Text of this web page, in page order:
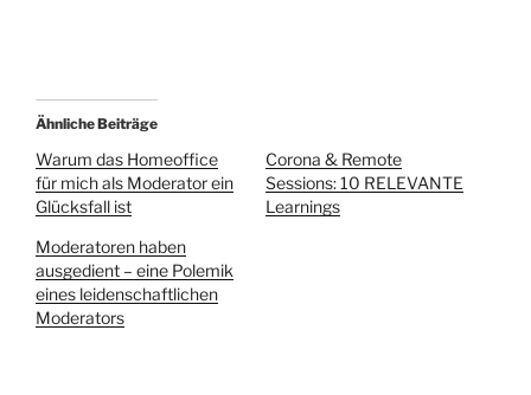
Ähnliche Beiträge
Warum das Homeoffice
für mich als Moderator ein
Glücksfall ist
Corona & Remote
Sessions: 10 RELEVANTE
Learnings
Moderatoren haben
ausgedient – eine Polemik
eines leidenschaftlichen
Moderators